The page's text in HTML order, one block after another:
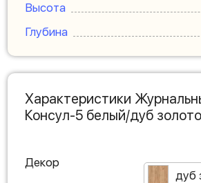
Высота
Глубина
Характеристики
Консул-5 белый/дуб
Декор
дуб